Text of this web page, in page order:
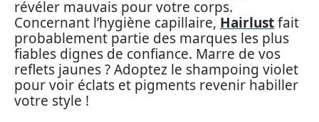
révéler mauvais pour votre corps.
Concernant l’hygiène capillaire, Hairlustfait
probablement partie des marques les plus
fiables dignes de confiance. Marre de vos
reflets jaunes ? Adoptez le shampoing violet
pour voir éclats et pigments revenir habiller
votre style !